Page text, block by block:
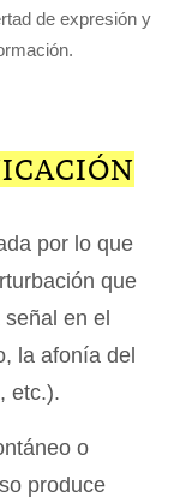
de expresión y
por lo que
que
en el
la afonía del
etc.).
o
produce